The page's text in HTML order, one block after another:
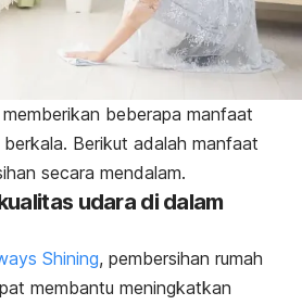
beberapa manfaat
Berikut adalah manfaat
secara mendalam.
udara di dalam
Shining, pembersihan rumah
membantu meningkatkan